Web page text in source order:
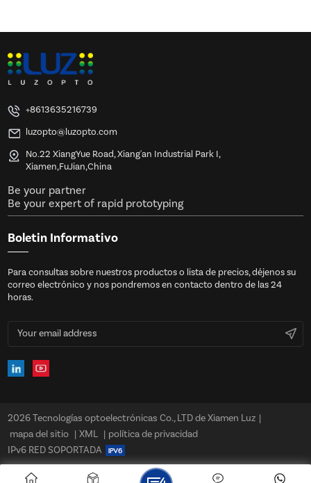
+8613635216739
luzopto@luzopto.com
No.22 XiangYue Road, Xiang'an Industrial Park I,
Xiamen,FuJian,China
Be your partner
Be your expert of rapid prototyping
Boletin Informativo
Para consultas sobre nuestros productos o lista de precios, déjenos su
correo electrónico y nos pondremos en contacto dentro de las 24
horas.
2026 Tecnologías optoelectrónicas Co., LTD de Xiamen Luz |
mapa del sitio | XML | política de privacidad
IPv6 RED SOPORTADA